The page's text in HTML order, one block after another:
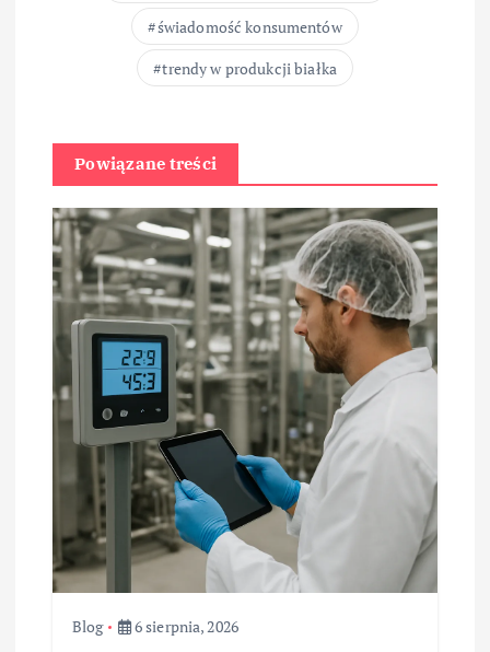
świadomość konsumentów
trendy w produkcji białka
Powiązane treści
Blog 6 sierpnia, 2026